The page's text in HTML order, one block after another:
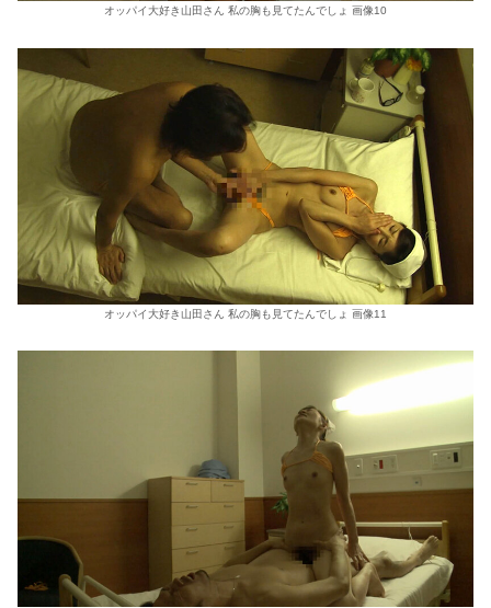
オッパイ大好き山田さん 私の胸も見てたんでしょ 画像10
オッパイ大好き山田さん 私の胸も見てたんでしょ 画像11